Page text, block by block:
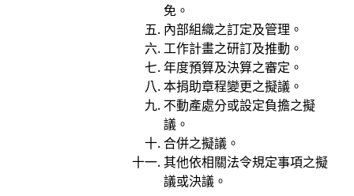
免。
內部組織之訂定及管理。
工作計畫之研訂及推動。
年度預算及決算之審定。
本捐助章程變更之擬議。
不動產處分或設定負擔之擬
議。
合併之擬議。
其他依相關法令規定事項之擬
議或決議。